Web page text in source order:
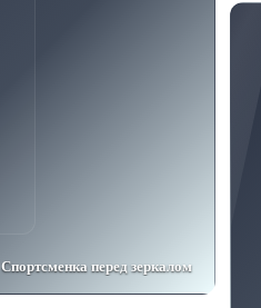
Спортсменка перед зеркалом